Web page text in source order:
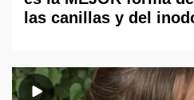
las canillas y del